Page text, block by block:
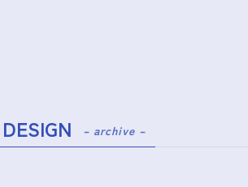
DESIGN – archive –